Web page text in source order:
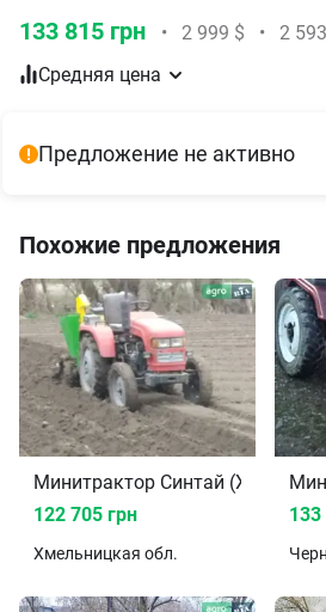
133 815 грн • 2 999 $ •
2
Средняя цена
Предложение не активно
Похожие предложения
Минитрактор Синтай (XINGTAI)
122 705 грн
Хмельницкая обл.
133